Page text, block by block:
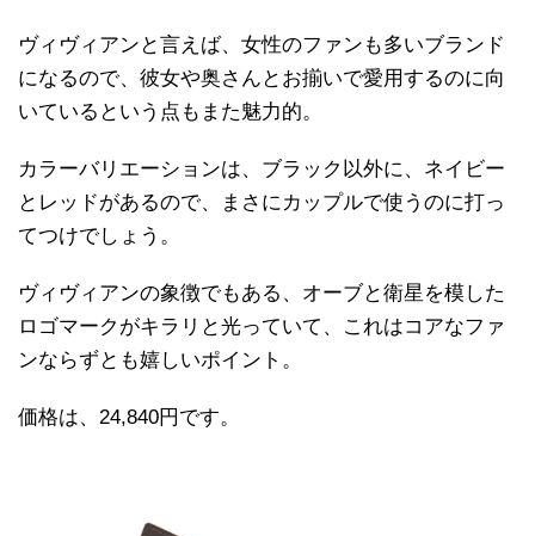
ヴィヴィアンと言えば、女性のファンも多いブランド
になるので、彼女や奥さんとお揃いで愛用するのに向
いているという点もまた魅力的。
カラーバリエーションは、ブラック以外に、ネイビー
とレッドがあるので、まさにカップルで使うのに打っ
てつけでしょう。
ヴィヴィアンの象徴でもある、オーブと衛星を模した
ロゴマークがキラリと光っていて、これはコアなファ
ンならずとも嬉しいポイント。
価格は、24,840円です。